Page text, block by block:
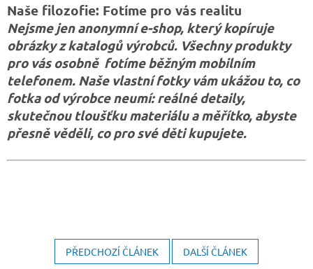
Naše filozofie: Fotíme pro vás realitu
Nejsme jen anonymní e-shop, který kopíruje
obrázky z katalogů výrobců. Všechny produkty
pro vás osobně fotíme běžným mobilním
telefonem. Naše vlastní fotky vám ukážou to, co
fotka od výrobce neumí: reálné detaily,
skutečnou tloušťku materiálu a měřítko, abyste
přesně věděli, co pro své děti kupujete.
PŘEDCHOZÍ ČLÁNEK DALŠÍ ČLÁNEK